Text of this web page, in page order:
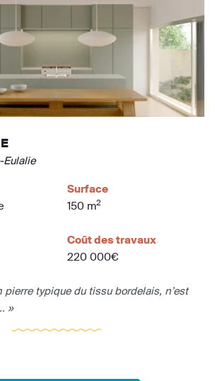
Eulalie
Surface
150 m2
Coût des travaux
220 000€
pierre typique du tissu bordelais, n’est
»